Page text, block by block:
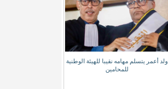
ولد أعمر يتسلم مهامه نقيبا للهيئة الوطنية
للمحامين